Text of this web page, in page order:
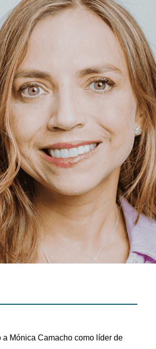
Mónica Camacho como líder de